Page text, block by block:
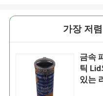
가장 저
금속
틱
있는